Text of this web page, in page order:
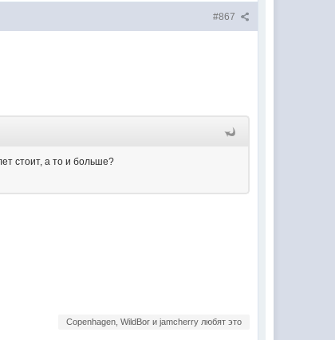
#867
стоит, а то и больше?
Copenhagen, WildBor и jamcherry любят это